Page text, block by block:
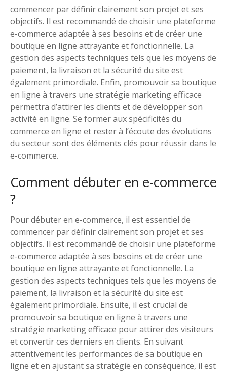
commencer par définir clairement son projet et ses
objectifs. Il est recommandé de choisir une plateforme
e-commerce adaptée à ses besoins et de créer une
boutique en ligne attrayante et fonctionnelle. La
gestion des aspects techniques tels que les moyens de
paiement, la livraison et la sécurité du site est
également primordiale. Enfin, promouvoir sa boutique
en ligne à travers une stratégie marketing efficace
permettra d’attirer les clients et de développer son
activité en ligne. Se former aux spécificités du
commerce en ligne et rester à l’écoute des évolutions
du secteur sont des éléments clés pour réussir dans le
e-commerce.
Comment débuter en e-commerce
?
Pour débuter en e-commerce, il est essentiel de
commencer par définir clairement son projet et ses
objectifs. Il est recommandé de choisir une plateforme
e-commerce adaptée à ses besoins et de créer une
boutique en ligne attrayante et fonctionnelle. La
gestion des aspects techniques tels que les moyens de
paiement, la livraison et la sécurité du site est
également primordiale. Ensuite, il est crucial de
promouvoir sa boutique en ligne à travers une
stratégie marketing efficace pour attirer des visiteurs
et convertir ces derniers en clients. En suivant
attentivement les performances de sa boutique en
ligne et en ajustant sa stratégie en conséquence, il est